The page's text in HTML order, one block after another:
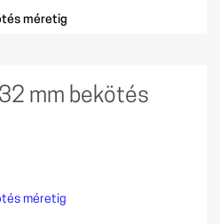
méretig
mm bekötés
méretig